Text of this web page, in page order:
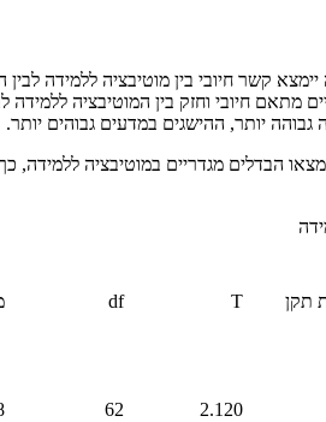
קשר חיובי בין מוטיבציה ללמידה
יותר, ההישגים במדעים גבוהים יותר.
תקן T
df
2.120
62